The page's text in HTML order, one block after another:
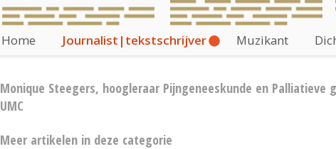
Home Journalist|tekstschrijver Muzikant
Monique Steegers, hoogleraar Pijngeneeskunde en Palliatieve
UMC
Meer artikelen in deze categorie